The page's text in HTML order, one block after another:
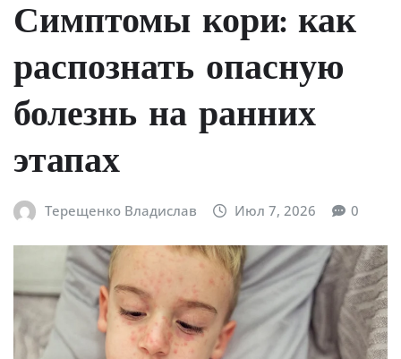
Симптомы кори: как
распознать опасную
болезнь на ранних
этапах
Терещенко Владислав Июл 7, 2026 0